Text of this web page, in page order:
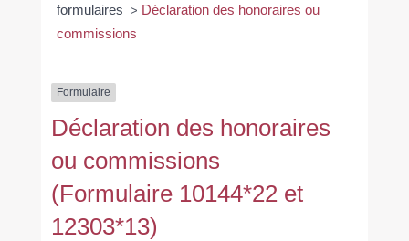
formulaires > Déclaration des honoraires ou
commissions
Formulaire
Déclaration des honoraires
ou commissions
(Formulaire 10144*22 et
12303*13)